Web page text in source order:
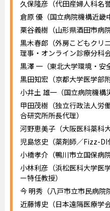
久保隆彦（代田産婦人科名誉
倉原 優（国立病院機構近畿
栗谷義樹（山形県酒田市病
黒木春郎（外房こどもクリ
理事・オンライン診療分科会
黒澤 一（東北大学環境・安
黒田知宏（京都大学医学部
小井土 雄一（国立病院機構
甲田茂樹（独立行政法人労
合研究所所長代理）
河野恵美子（大阪医科薬科
児島悠史（薬剤師／Fizz-DI
小橋孝介（鴨川市立国保病院
小林利彦（浜松医科大学医
ー特任教授）
今 明秀（八戸市立市民病院
近藤博史（日本遠隔医療学